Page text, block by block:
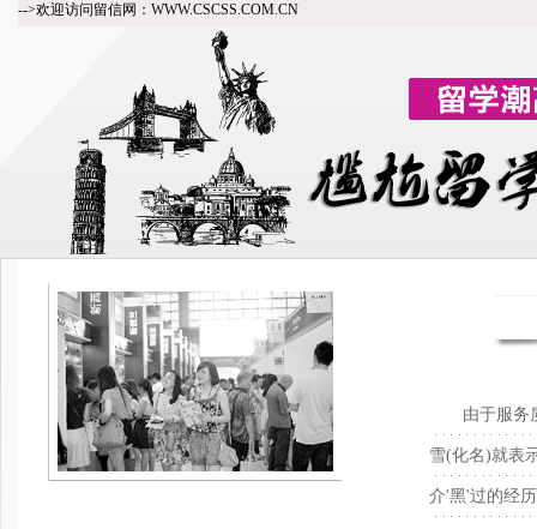
-->欢迎访问留信网：WWW.CSCSS.COM.CN
由于服务质
雪(化名)就表
介'黑'过的经